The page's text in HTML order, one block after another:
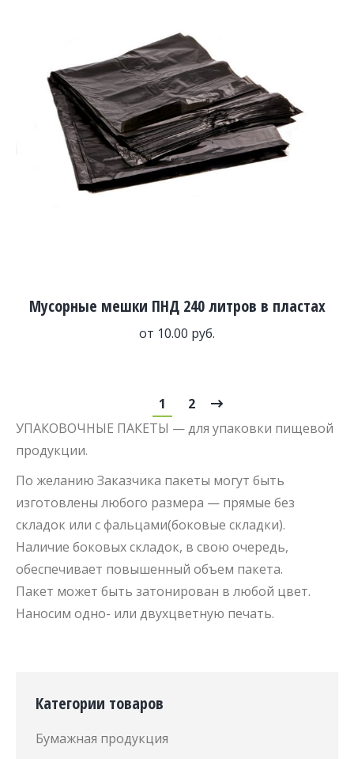
Мусорные мешки ПНД 240 литров в пластах
от 10.00 руб.
1
2
УПАКОВОЧНЫЕ ПАКЕТЫ — для упаковки пищевой
продукции.
По желанию Заказчика пакеты могут быть
изготовлены любого размера — прямые без
складок или с фальцами(боковые складки).
Наличие боковых складок, в свою очередь,
обеспечивает повышенный объем пакета.
Пакет может быть затонирован в любой цвет.
Наносим одно- или двухцветную печать.
Категории товаров
Бумажная продукция